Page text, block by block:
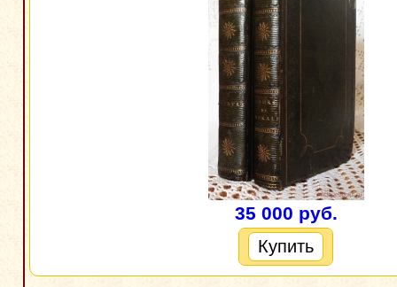
35 000 руб.
Купить